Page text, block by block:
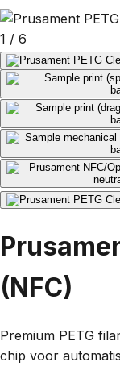
1 / 6
(NFC)
Premium PETG
chip voor